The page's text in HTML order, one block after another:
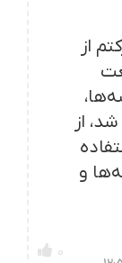
از
از
و
0